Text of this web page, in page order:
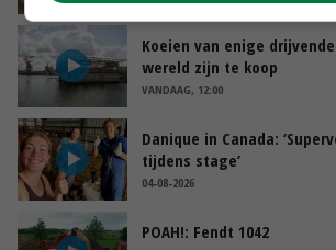
Koeien van enige
wereld zijn te koop
VANDAAG, 12:00
Danique in Canada:
tijdens stage’
04-08-2026
POAH!: Fendt 1042